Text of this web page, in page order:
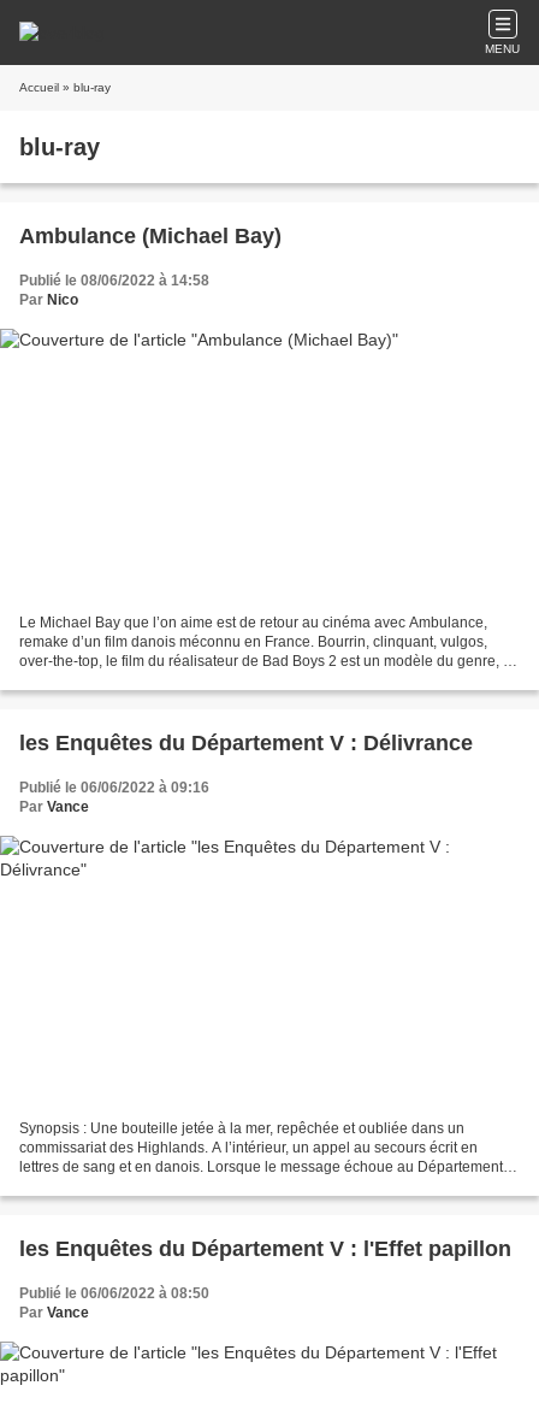
MENU
Accueil » blu-ray
blu-ray
Ambulance (Michael Bay)
Publié le 08/06/2022 à 14:58
Par Nico
Le Michael Bay que l’on aime est de retour au cinéma avec Ambulance,
remake d’un film danois méconnu en France. Bourrin, clinquant, vulgos,
over-the-top, le film du réalisateur de Bad Boys 2 est un modèle du genre, à
les Enquêtes du Département V : Délivrance
Publié le 06/06/2022 à 09:16
Par Vance
Synopsis : Une bouteille jetée à la mer, repêchée et oubliée dans un
commissariat des Highlands. A l’intérieur, un appel au secours écrit en
lettres de sang et en danois. Lorsque le message échoue au Département V
les Enquêtes du Département V : l'Effet papillon
Publié le 06/06/2022 à 08:50
Par Vance